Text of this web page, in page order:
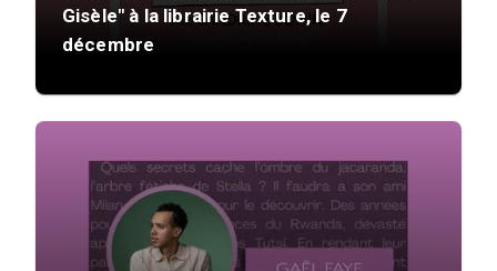
Gisèle" à la librairie Texture, le 7
décembre